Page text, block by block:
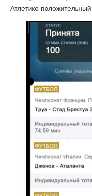
Атлетико